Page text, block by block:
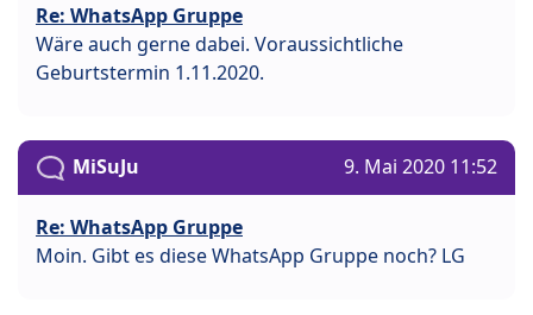
Re: WhatsApp Gruppe
Wäre auch gerne dabei. Voraussichtliche
Geburtstermin 1.11.2020.
MiSuJu 9. Mai 2020 11:52
Re: WhatsApp Gruppe
Moin. Gibt es diese WhatsApp Gruppe noch? LG